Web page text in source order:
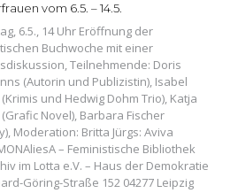
vom 6.5. – 14.5.
6.5., 14 Uhr Eröffnung der
Buchwoche mit einer
Teilnehmende: Doris
(Autorin und Publizistin), Isabel
und Hedwig Dohm Trio), Katja
Novel), Barbara Fischer
Moderation: Britta Jürgs: Aviva
– Feministische Bibliothek
im Lotta e.V. – Haus der Demokratie
Göring-Straße 152 04277 Leipzig